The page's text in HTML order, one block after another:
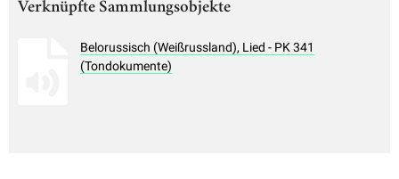
Verknüpfte Sammlungsobjekte
Belorussisch (Weißrussland), Lied - PK 341
(Tondokumente)